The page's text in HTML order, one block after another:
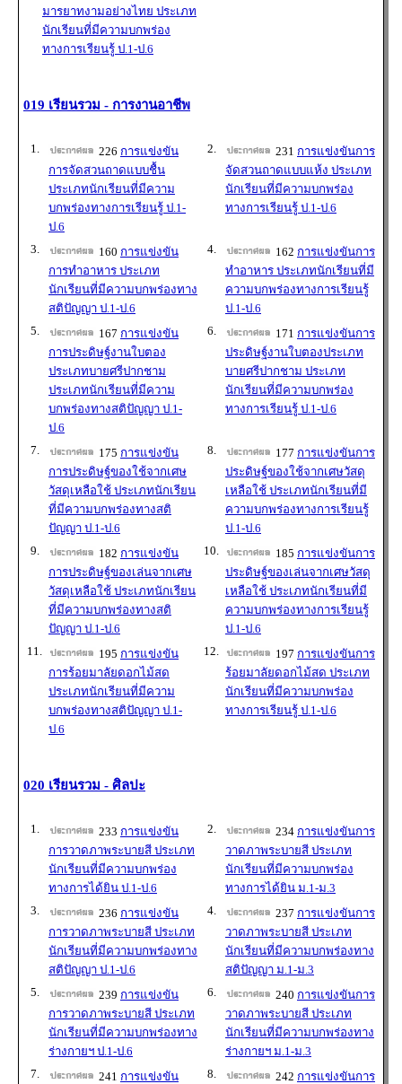
มารยาทงามอย่างไทย ประเภท
นักเรียนที่มีความบกพร่อง
ทางการเรียนรู้ ป.1-ป.6
019 เรียนรวม - การงานอาชีพ
1. 226 การแข่งขัน
การจัดสวนถาดแบบชื้น
ประเภทนักเรียนที่มีความ
บกพร่องทางการเรียนรู้ ป.1-
ป.6
2. 231 การแข่งขันการ
จัดสวนถาดแบบแห้ง ประเภท
นักเรียนที่มีความบกพร่อง
ทางการเรียนรู้ ป.1-ป.6
3. 160 การแข่งขัน
การทำอาหาร ประเภท
นักเรียนที่มีความบกพร่องทาง
สติปัญญา ป.1-ป.6
4. 162 การแข่งขันการ
ทำอาหาร ประเภทนักเรียนที่มี
ความบกพร่องทางการเรียนรู้
ป.1-ป.6
5.
167 การแข่งขัน
การประดิษฐ์งานใบตอง
ประเภทบายศรีปากชาม
ประเภทนักเรียนที่มีความ
บกพร่องทางสติปัญญา ป.1-
ป.6
6. 171 การแข่งขันการ
ประดิษฐ์งานใบตองประเภท
บายศรีปากชาม ประเภท
นักเรียนที่มีความบกพร่อง
ทางการเรียนรู้ ป.1-ป.6
7. 175 การแข่งขัน
การประดิษฐ์ของใช้จากเศษ
วัสดุเหลือใช้ ประเภทนักเรียน
ที่มีความบกพร่องทางสติ
ปัญญา ป.1-ป.6
8. 177 การแข่งขันการ
ประดิษฐ์ของใช้จากเศษวัสดุ
เหลือใช้ ประเภทนักเรียนที่มี
ความบกพร่องทางการเรียนรู้
ป.1-ป.6
9.
182 การแข่งขัน
การประดิษฐ์ของเล่นจากเศษ
วัสดุเหลือใช้ ประเภทนักเรียน
ที่มีความบกพร่องทางสติ
ปัญญา ป.1-ป.6
10. 185 การแข่งขันการ
ประดิษฐ์ของเล่นจากเศษวัสดุ
เหลือใช้ ประเภทนักเรียนที่มี
ความบกพร่องทางการเรียนรู้
ป.1-ป.6
11.
195 การแข่งขัน
การร้อยมาลัยดอกไม้สด
ประเภทนักเรียนที่มีความ
บกพร่องทางสติปัญญา ป.1-
ป.6
12. 197 การแข่งขันการ
ร้อยมาลัยดอกไม้สด ประเภท
นักเรียนที่มีความบกพร่อง
ทางการเรียนรู้ ป.1-ป.6
020 เรียนรวม - ศิลปะ
1. 233 การแข่งขัน
การวาดภาพระบายสี ประเภท
นักเรียนที่มีความบกพร่อง
ทางการได้ยิน ป.1-ป.6
2. 234 การแข่งขันการ
วาดภาพระบายสี ประเภท
นักเรียนที่มีความบกพร่อง
ทางการได้ยิน ม.1-ม.3
3.
236 การแข่งขัน
การวาดภาพระบายสี ประเภท
นักเรียนที่มีความบกพร่องทาง
สติปัญญา ป.1-ป.6
4. 237 การแข่งขันการ
วาดภาพระบายสี ประเภท
นักเรียนที่มีความบกพร่องทาง
สติปัญญา ม.1-ม.3
5.
239 การแข่งขัน
การวาดภาพระบายสี ประเภท
นักเรียนที่มีความบกพร่องทาง
ร่างกายฯ ป.1-ป.6
6. 240 การแข่งขันการ
วาดภาพระบายสี ประเภท
นักเรียนที่มีความบกพร่องทาง
ร่างกายฯ ม.1-ม.3
7.
241 การแข่งขัน
8. 242 การแข่งขันการ